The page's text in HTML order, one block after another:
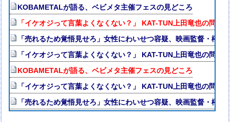
KOBAMETALが語る、ベビメタ主催フェスの見どころ
「イケオジって言葉よくなくない？」 KAT-TUN上田竜也の問
「売れるため覚悟見せろ」女性にわいせつ容疑、映画監督・榊英
「イケオジって言葉よくなくない？」 KAT-TUN上田竜也の問
KOBAMETALが語る、ベビメタ主催フェスの見どころ
「イケオジって言葉よくなくない？」 KAT-TUN上田竜也の問
「売れるため覚悟見せろ」女性にわいせつ容疑、映画監督・榊英